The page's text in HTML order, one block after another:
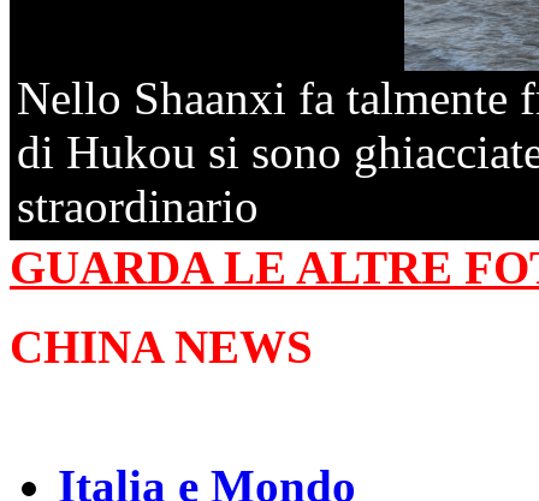
Nello Shaanxi fa talmente
di Hukou si sono
straordinario
GUARDA LE ALTRE
CHINA NEWS
Italia e Mondo